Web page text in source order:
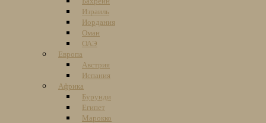
Израиль
Иордания
Оман
ОАЭ
Европа
Австрия
Испания
Африка
Бурунди
Египет
Марокко